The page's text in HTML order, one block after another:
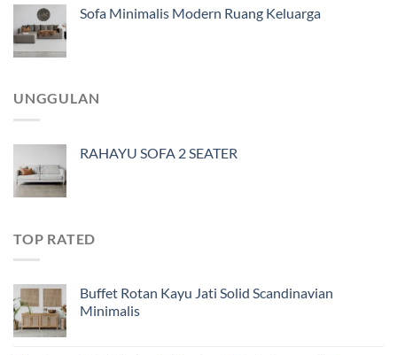
Sofa Minimalis Modern Ruang Keluarga
UNGGULAN
RAHAYU SOFA 2 SEATER
TOP RATED
Buffet Rotan Kayu Jati Solid Scandinavian
Minimalis